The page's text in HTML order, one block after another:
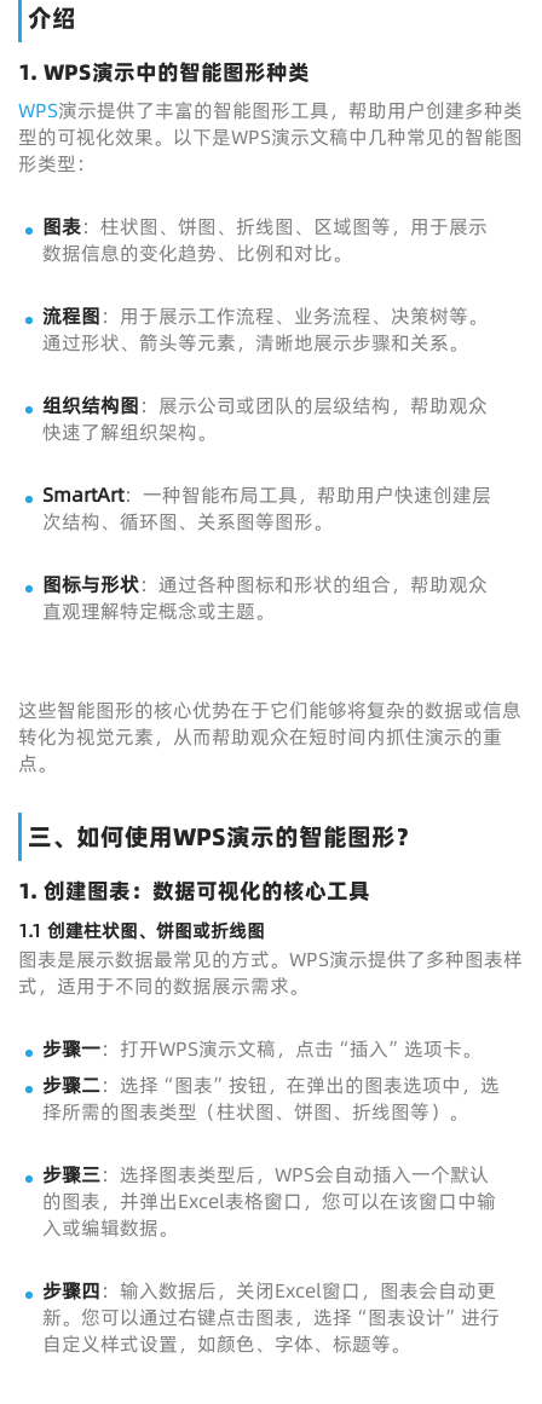
介绍
1. WPS演示中的智能图形种类
WPS演示提供了丰富的智能图形工具，帮助用户创建多种类
型的可视化效果。以下是WPS演示文稿中几种常见的智能图
形类型：
图表：柱状图、饼图、折线图、区域图等，用于展示
数据信息的变化趋势、比例和对比。
流程图：用于展示工作流程、业务流程、决策树等。
通过形状、箭头等元素，清晰地展示步骤和关系。
组织结构图：展示公司或团队的层级结构，帮助观众
快速了解组织架构。
SmartArt：一种智能布局工具，帮助用户快速创建层
次结构、循环图、关系图等图形。
图标与形状：通过各种图标和形状的组合，帮助观众
直观理解特定概念或主题。
这些智能图形的核心优势在于它们能够将复杂的数据或信息
转化为视觉元素，从而帮助观众在短时间内抓住演示的重
点。
三、如何使用WPS演示的智能图形？
1. 创建图表：数据可视化的核心工具
1.1 创建柱状图、饼图或折线图
图表是展示数据最常见的方式。WPS演示提供了多种图表样
式，适用于不同的数据展示需求。
步骤一：打开WPS演示文稿，点击“插入”选项卡。
步骤二：选择“图表”按钮，在弹出的图表选项中，选
择所需的图表类型（柱状图、饼图、折线图等）。
步骤三：选择图表类型后，WPS会自动插入一个默认
的图表，并弹出Excel表格窗口，您可以在该窗口中输
入或编辑数据。
步骤四：输入数据后，关闭Excel窗口，图表会自动更
新。您可以通过右键点击图表，选择“图表设计”进行
自定义样式设置，如颜色、字体、标题等。